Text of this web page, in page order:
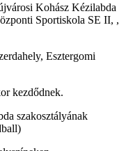
Kohász Kézilabda
Sportiskola SE II, ,
Esztergomi
kezdődnek.
szakosztályának